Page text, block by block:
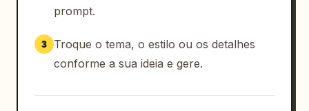
prompt.
3
Troque o tema, o estilo ou os detalhes
conforme a sua ideia e gere.